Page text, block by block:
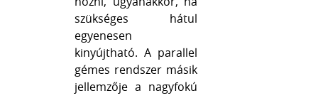
szükséges hátul
egyenesen
kinyújtható. A parallel
gémes rendszer másik
jellemzője a nagyfokú